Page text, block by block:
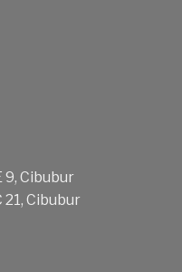
9, Cibubur
Cibubur